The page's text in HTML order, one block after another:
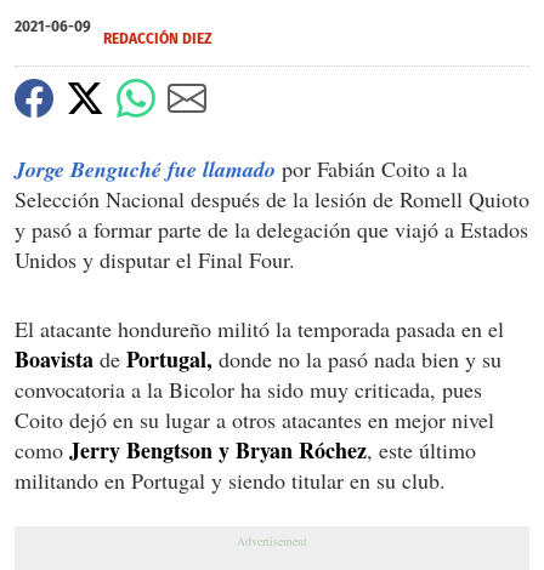
2021-06-09
REDACCIÓN DIEZ
Jorge Benguché fue llamado por Fabián Coito a la
Selección Nacional después de la lesión de Romell Quioto
y pasó a formar parte de la delegación que viajó a Estados
Unidos y disputar el Final Four.
El atacante hondureño militó la temporada pasada en el
Boavista de Portugal, donde no la pasó nada bien y su
convocatoria a la Bicolor ha sido muy criticada, pues
Coito dejó en su lugar a otros atacantes en mejor nivel
como Jerry Bengtson y Bryan Róchez, este último
militando en Portugal y siendo titular en su club.